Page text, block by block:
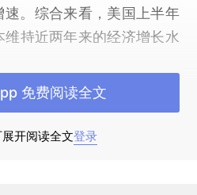
。综合来看，美国上半年
维持近两年来的经济增长水
架的任何调整都应当是温
架构则可能令危机卷土重
开阅读全文登录
免费阅读全文